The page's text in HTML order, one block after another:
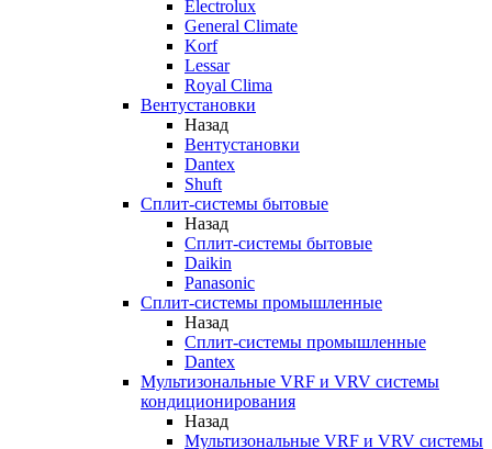
Electrolux
General Climate
Korf
Lessar
Royal Clima
Вентустановки
Назад
Вентустановки
Dantex
Shuft
Сплит-системы бытовые
Назад
Сплит-системы бытовые
Daikin
Panasonic
Сплит-системы промышленные
Назад
Сплит-системы промышленные
Dantex
Мультизональные VRF и VRV системы
кондиционирования
Назад
Мультизональные VRF и VRV системы